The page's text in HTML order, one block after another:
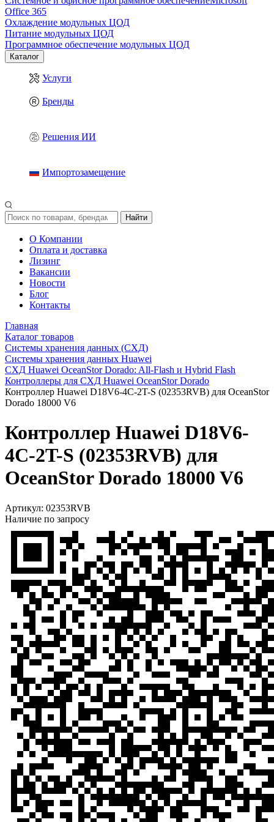
Office 365
Охлаждение модульных ЦОД
Питание модульных ЦОД
Программное обеспечение модульных ЦОД
Каталог
Услуги
Бренды
Решения ИИ
Импортозамещение
Найти
О Компании
Оплата и доставка
Лизинг
Вакансии
Новости
Блог
Контакты
Главная
Каталог товаров
Системы хранения данных (СХД)
Системы хранения данных Huawei
СХД Huawei OceanStor Dorado: All-Flash и Hybrid Flash
Контроллеры для СХД Huawei OceanStor Dorado
Контроллер Huawei D18V6-4C-2T-S (02353RVB) для OceanStor
Dorado 18000 V6
Контроллер Huawei D18V6-
4C-2T-S (02353RVB) для
OceanStor Dorado 18000 V6
Артикул: 02353RVB
Наличие по запросу